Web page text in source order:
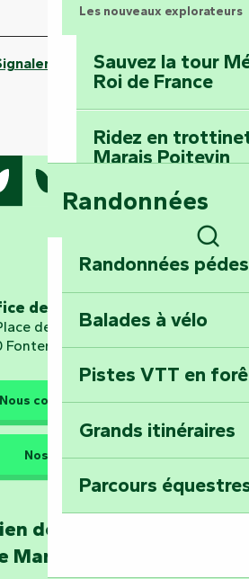
Les nouveaux explorateurs
Sauvez la tour
Roi de France
Ridez en
Marais Poitevin
Embarquez pour
Planétarium
Explorez
d’orientation «
Les gardiens de la nature
Randonnées
Randonnées
Balades à vélo
Pistes VTT en
Grands itinéraires
Parcours
une erreur
de tourisme
de Verdun
Fontenay-le-Comte
Nous contacter
Nos QG
de l'actualité en
Marais Poitevin